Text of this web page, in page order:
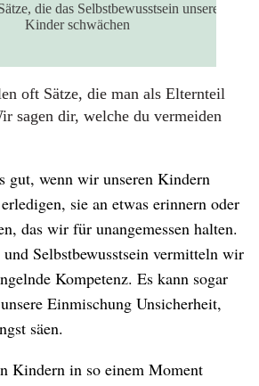
die das Selbstbewusstsein unserer
Kinder schwächen
oft Sätze, die man als Elternteil
sagen dir, welche du vermeiden
gut, wenn wir unseren Kindern
sie an etwas erinnern oder
das wir für unangemessen halten.
Selbstbewusstsein vermitteln wir
Kompetenz. Es kann sogar
Einmischung Unsicherheit,
säen.
Kindern in so einem Moment